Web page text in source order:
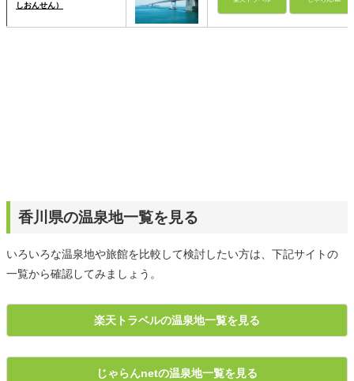
しおんせん）
香川県の温泉地一覧を見る
いろいろな温泉地や旅館を比較して検討したい方は、下記サイトの
一覧から確認してみましょう。
楽天トラベルの温泉地一覧を見る
じゃらんnetの温泉地一覧を見る